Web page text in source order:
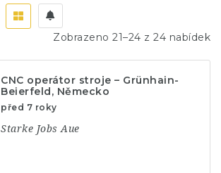
Zobrazeno 21–24 z 24 nabídek
CNC operátor stroje – Grünhain-
Beierfeld, Německo
před 7 roky
Starke Jobs Aue